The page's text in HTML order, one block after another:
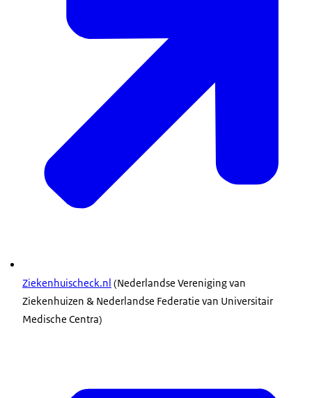
Ziekenhuischeck.nl (Nederlandse Vereniging van
Ziekenhuizen & Nederlandse Federatie van Universitair
Medische Centra)